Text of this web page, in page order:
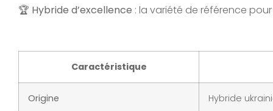
🏆 Hybride d’excellence : la variété de référence
Caractéristique
Origine Hybride